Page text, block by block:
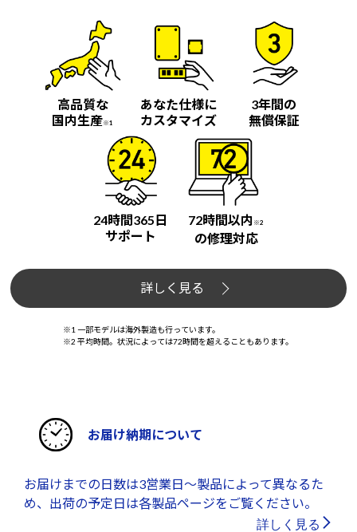
高品質な
国内生産※1
あなた仕様に
カスタマイズ
3年間の
無償保証
24時間365日
サポート
72時間以内 ※2
の修理対応
詳しく見る
※1 一部モデルは海外製造も行っています。
※2 平均時間。状況によっては72時間を超えることもあります。
お届け納期について
お届けまでの日数は3営業日～製品によって異なるた
め、出荷の予定日は各製品ページをご覧ください。
詳しく見る